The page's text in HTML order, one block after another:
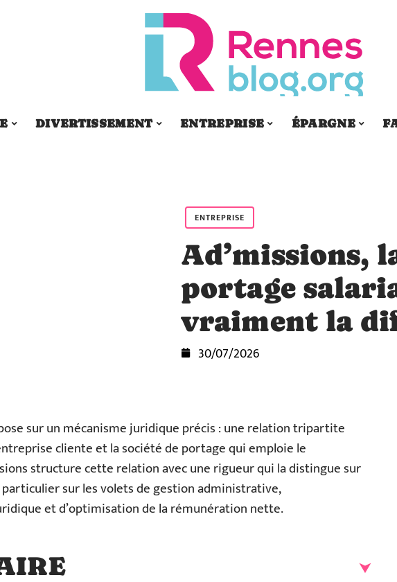
DIVERTISSEMENT ENTREPRISE ÉPARGNE
ENTREPRISE
Ad’missions,
portage
vraiment la
30/07/2026
sur un mécanisme juridique précis : une relation tripartite
cliente et la société de portage qui emploie le
structure cette relation avec une rigueur qui la distingue sur
particulier sur les volets de gestion administrative,
et d’optimisation de la rémunération nette.